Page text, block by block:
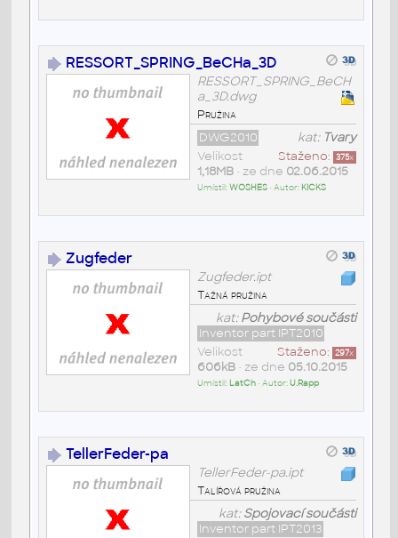
RESSORT_SPRING_BeCHa_3D
RESSORT_SPRING_BeCH
a_3D.dwg
Pružina
kat: Tvary
DWG2010
Staženo: 375x
Velikost
1,18MB• ze dne 02.06.2015
Umístil:WOSHES• Autor: KICKS
Zugfeder
Zugfeder.ipt
Tažná pružina
kat:Pohybové součásti
Inventor part IPT2010
Staženo: 297x
Velikost
606kB• ze dne 05.10.2015
Umístil: LatCh• Autor:U.Rapp
TellerFeder-pa
TellerFeder-pa.ipt
Talířová pružina
kat:Spojovací součásti
Inventor part IPT2013